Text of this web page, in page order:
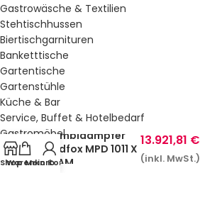
Gastrowäsche & Textilien
Stehtischhussen
Biertischgarnituren
Banketttische
Gartentische
Gartenstühle
Küche & Bar
Service, Buffet & Hotelbedarf
Gastromöbel
Schulmöbel
Sale %
Shop
Warenkorb
Mein Konto
Kombidämpfer
Redfox MPD 1011 X
ERAM
13.921,81 €
(inkl. MwSt.)